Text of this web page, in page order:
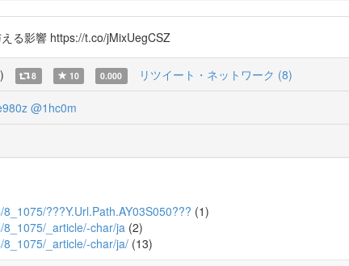
る影響 https://t.co/jMixUegCSZ
) 8 10 0.000 リツイート・ネットワーク (8)
@1hc0m
???Y.Url.Path.AY03S050??? (1)
_article/-char/ja (2)
_article/-char/ja/ (13)